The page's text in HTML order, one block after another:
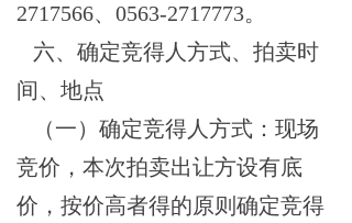
2717566、0563-2717773。
六、确定竞得人方式、拍卖时
间、地点
（一） 确定竞得人方式：现场
竞价，本次拍卖出让方设有底
价，按价高者得的原则确定竞得